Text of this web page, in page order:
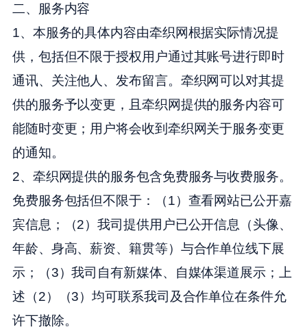
二、服务内容
1、本服务的具体内容由牵织网根据实际情况提
供，包括但不限于授权用户通过其账号进行即时
通讯、关注他人、发布留言。牵织网可以对其提
供的服务予以变更，且牵织网提供的服务内容可
能随时变更；用户将会收到牵织网关于服务变更
的通知。
2、牵织网提供的服务包含免费服务与收费服务。
免费服务包括但不限于：（1）查看网站已公开嘉
宾信息；（2）我司提供用户已公开信息（头像、
年龄、身高、薪资、籍贯等）与合作单位线下展
示；（3）我司自有新媒体、自媒体渠道展示；上
述（2）（3）均可联系我司及合作单位在条件允
许下撤除。